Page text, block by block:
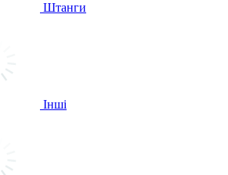
Штанги
Інші